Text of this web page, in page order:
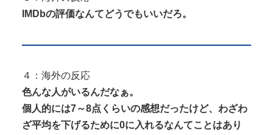
IMDbの評価なんてどうでもいいだろ。
４：海外の反応
色んな人がいるんだなぁ。
個人的には7～8点くらいの感想だったけど、わざわ
ざ平均を下げるために0に入れるなんてことはあり